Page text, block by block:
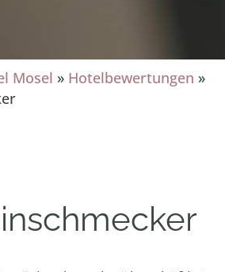
Mosel » Hotelbewertungen »